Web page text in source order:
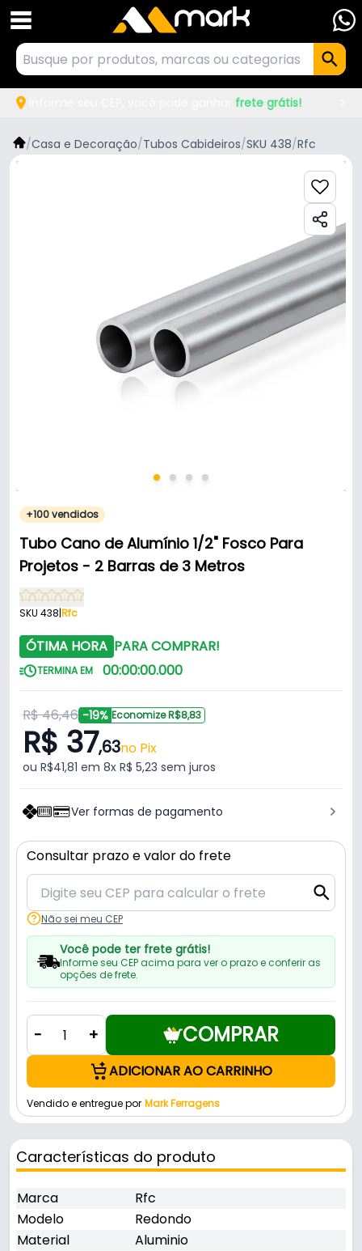
frete grátis!
/Casa e Decoração/Tubos Cabideiros/SKU 438/Rfc
+100 vendidos
Tubo Cano de Alumínio 1/2" Fosco Para
Projetos - 2 Barras de 3 Metros
SKU 438|Rfc
ÓTIMA HORA PARA COMPRAR!
TERMINA EM 00:00:00.000
R$ 46,46 -19% Economize R$8,83
R$ 37,63no Pix
ou R$41,81 em 8x R$ 5,23 sem juros
Ver formas de pagamento
Consultar prazo e valor do frete
Não sei meu CEP
Você pode ter frete grátis!
Informe seu CEP acima para ver o prazo e conferir as
opções de frete.
- + COMPRAR
ADICIONAR AO CARRINHO
Vendido e entregue por Mark Ferragens
Características do produto
Marca
Rfc
Modelo
Redondo
Material
Aluminio